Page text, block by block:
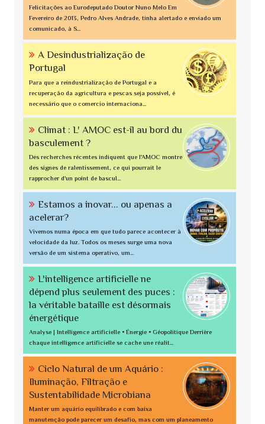
Felicitações ao Eurodeputado Doutor Nuno Melo Em
Fevereiro de 2013, Pedro Alves Andrade, tinha alertado e enviado um
comunicado, à S...
A Desindustrialização de
Portugal
Para que a reindustrialização de Portugal e a
recuperação da agricultura e pescas seja possível, é
necessário que o comercio internaciona...
Climat : L' AMOC est-il au bord du
basculement ?
Des recherches récentes indiquent que l'AMOC montre
des signes de ralentissement, ce qui pourrait le
rapprocher d'un point de bascul...
Estamos a inovar... ou apenas a
acelerar?
Vivemos numa época em que tudo parece acontecer à
velocidade da luz. Todos os meses surge uma nova
versão de um sistema operativo, um...
L'intelligence artificielle ne
dépend plus seulement des puces :
la véritable bataille est désormais
énergétique
Analyse | Intelligence artificielle • Énergie • Géopolitique Derrière
chaque intelligence artificielle se cache une réalit...
Ciclo Natural de um Aquário :
Iluminação, Filtração e
Sustentabilidade Microbiana
Manter um aquário equilibrado e com baixa
manutenção pode parecer um desafio, mas com um planeamento